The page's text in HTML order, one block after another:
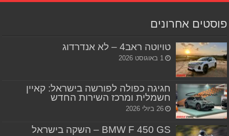
אחרונים
טויוטה ראב4 – לא אנדרדוג
1 באוגוסט 2026
חגיגה כפולה לפורשה בישראל: קאיין
חשמלית ומרכז השירות החדש
26 ביולי 2026
BMW F 450 GS – השקה בישראל